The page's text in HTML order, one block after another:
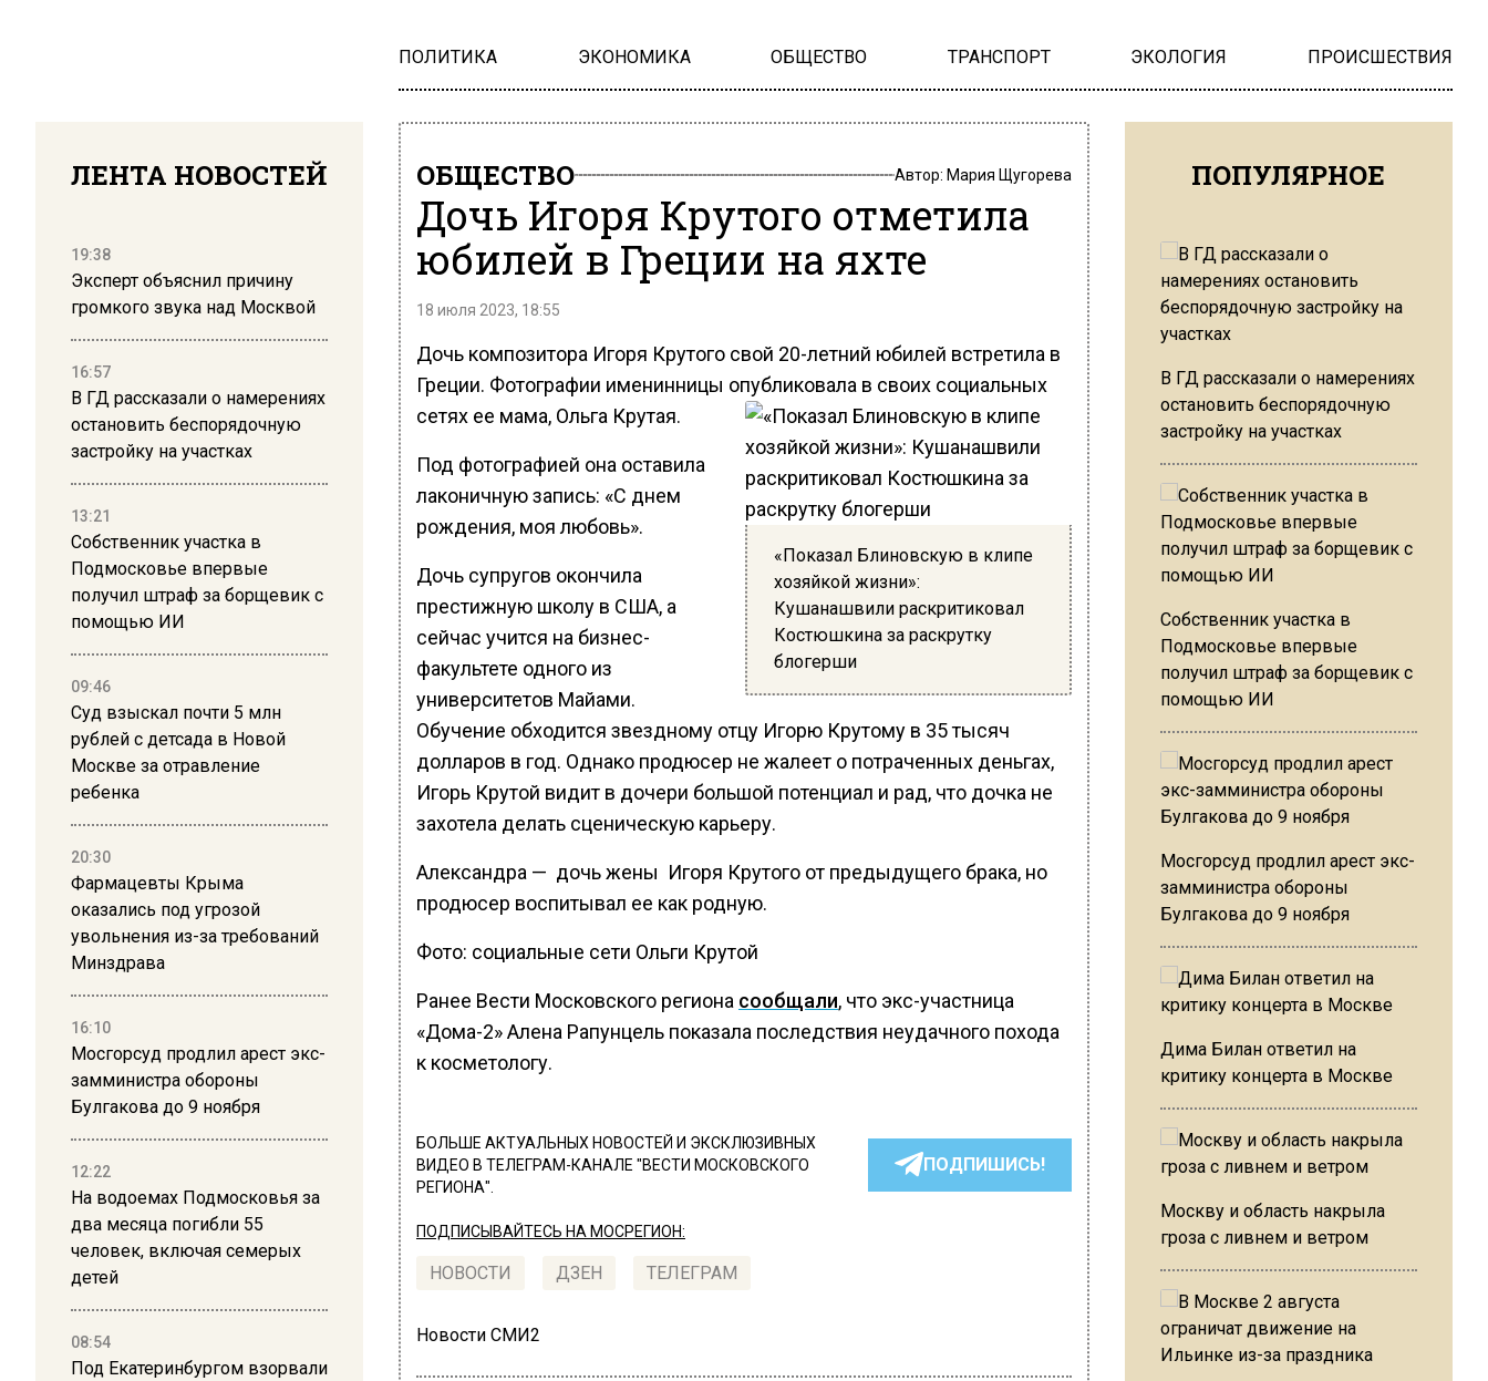
ПОЛИТИКА ЭКОНОМИКА ОБЩЕСТВО ТРАНСПОРТ ЭКОЛОГИЯ ПРОИСШЕСТВИЯ
ЛЕНТА НОВОСТЕЙ
19:38
Эксперт объяснил причину
громкого звука над Москвой
16:57
В ГД рассказали о намерениях
остановить беспорядочную
застройку на участках
13:21
Собственник участка в
Подмосковье впервые
получил штраф за борщевик с
помощью ИИ
09:46
Суд взыскал почти 5 млн
рублей с детсада в Новой
Москве за отравление
ребенка
20:30
Фармацевты Крыма
оказались под угрозой
увольнения из-за требований
Минздрава
16:10
Мосгорсуд продлил арест экс-
замминистра обороны
Булгакова до 9 ноября
12:22
На водоемах Подмосковья за
два месяца погибли 55
человек, включая семерых
детей
08:54
Под Екатеринбургом взорвали
ОБЩЕСТВО Автор: Мария Щугорева
Дочь Игоря Крутого отметила
юбилей в Греции на яхте
18 июля 2023, 18:55
Дочь композитора Игоря Крутого свой 20-летний юбилей встретила в
Греции. Фотографии именинницы опубликовала в своих социальных
сетях ее мама, Ольга Крутая.
«Показал Блиновскую в клипе
хозяйкой жизни»:
Кушанашвили раскритиковал
Костюшкина за раскрутку
блогерши
Под фотографией она оставила
лаконичную запись: «С днем
рождения, моя любовь».
Дочь супругов окончила
престижную школу в США, а
сейчас учится на бизнес-
факультете одного из
университетов Майами.
Обучение обходится звездному отцу Игорю Крутому в 35 тысяч
долларов в год. Однако продюсер не жалеет о потраченных деньгах,
Игорь Крутой видит в дочери большой потенциал и рад, что дочка не
захотела делать сценическую карьеру.
Александра — дочь жены Игоря Крутого от предыдущего брака, но
продюсер воспитывал ее как родную.
Фото: социальные сети Ольги Крутой
Ранее Вести Московского региона сообщали, что экс-участница
«Дома-2» Алена Рапунцель показала последствия неудачного похода
к косметологу.
БОЛЬШЕ АКТУАЛЬНЫХ НОВОСТЕЙ И ЭКСКЛЮЗИВНЫХ
ВИДЕО В ТЕЛЕГРАМ-КАНАЛЕ "ВЕСТИ МОСКОВСКОГО
РЕГИОНА".
ПОДПИШИСЬ!
ПОДПИСЫВАЙТЕСЬ НА МОСРЕГИОН:
НОВОСТИ ДЗЕН ТЕЛЕГРАМ
Новости СМИ2
ПОПУЛЯРНОЕ
В ГД рассказали о намерениях
остановить беспорядочную
застройку на участках
Собственник участка в
Подмосковье впервые
получил штраф за борщевик с
помощью ИИ
Мосгорсуд продлил арест экс-
замминистра обороны
Булгакова до 9 ноября
Дима Билан ответил на
критику концерта в Москве
Москву и область накрыла
гроза с ливнем и ветром